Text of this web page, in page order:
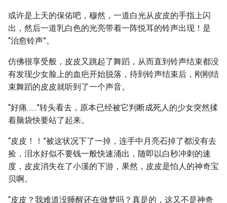
或许是上天的保佑吧，穆然，一道白光从皮皮的手指上闪
出，然后一道乳白色的光亮带着一阵悦耳的铃声出现！是
“治愈铃声”。
仿佛很享受般，皮皮又跳起了舞蹈，从而直到铃声结束都没
有发现少女脸上的血疤开始脱落，待到铃声结束后，刚刚结
束舞蹈的皮皮就听到了一个声音。
“好痛……”转头看去，原本已经被它判断成死人的少女突然揉
着脑袋快要站了起来。
“皮皮！！”被这状况下了一掉，连手中月亮石掉了都没有去
捡，泪水好似不要钱一般快速涌出，随即以白秒冲刺的速
度，皮皮消失在了小溪的下游，果然，皮皮是怕人的神奇宝
贝啊。
“皮皮？我难道没睡醒还在做梦吗？真是的，这又不是神奇